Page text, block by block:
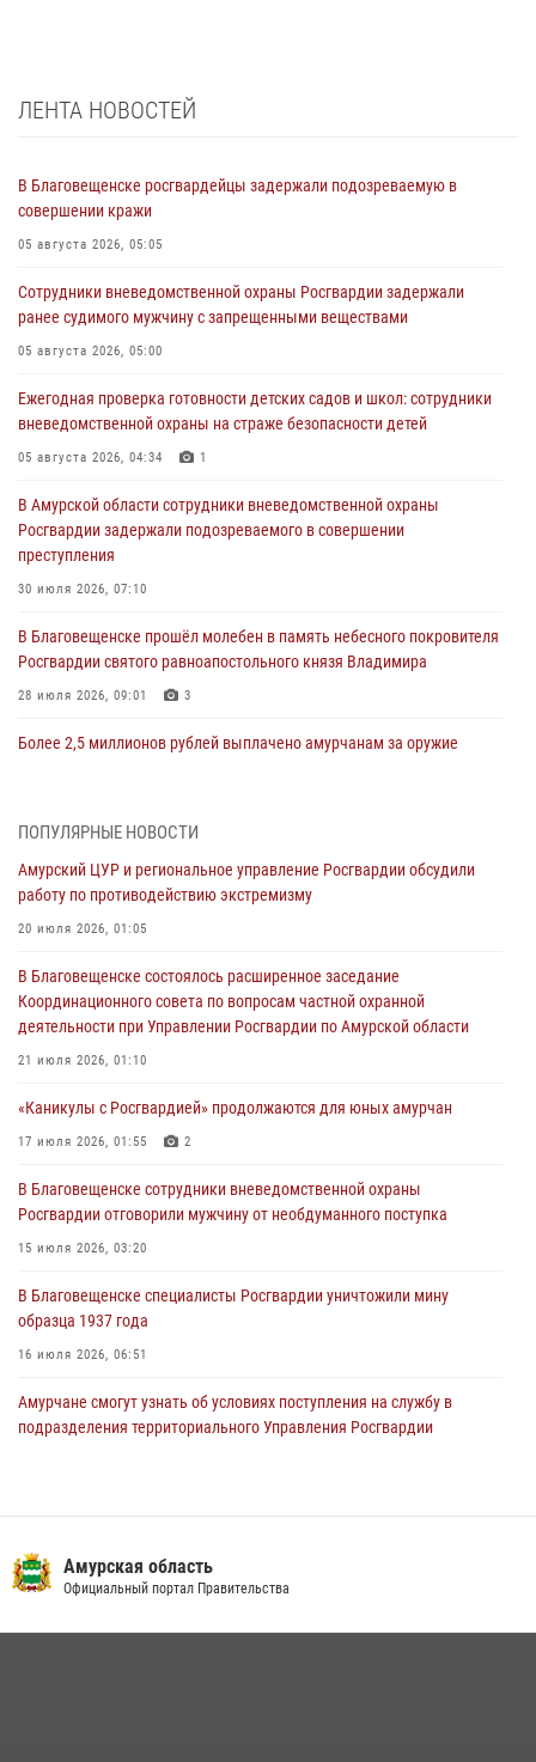
ЛЕНТА НОВОСТЕЙ
В Благовещенске росгвардейцы задержали подозреваемую в
совершении кражи
05 августа 2026, 05:05
Сотрудники вневедомственной охраны Росгвардии задержали
ранее судимого мужчину с запрещенными веществами
05 августа 2026, 05:00
Ежегодная проверка готовности детских садов и школ: сотрудники
вневедомственной охраны на страже безопасности детей
05 августа 2026, 04:34 1
В Амурской области сотрудники вневедомственной охраны
Росгвардии задержали подозреваемого в совершении
преступления
30 июля 2026, 07:10
В Благовещенске прошёл молебен в память небесного покровителя
Росгвардии святого равноапостольного князя Владимира
28 июля 2026, 09:01 3
Более 2,5 миллионов рублей выплачено амурчанам за оружие
Росгвардии Амурской области в период с 20 по 26 июля 2026 года
27 июля 2026, 06:28
охраны
23 июля 2026, 07:49
Амурчане смогут узнать об условиях поступления на службу в
23 июля 2026, 00:00
Координационного совета по вопросам частной охранной
деятельности при Управлении Росгвардии по Амурской области
21 июля 2026, 01:10
ПОПУЛЯРНЫЕ НОВОСТИ
Амурский ЦУР и региональное управление Росгвардии обсудили
работу по противодействию экстремизму
20 июля 2026, 01:05
В Благовещенске состоялось расширенное заседание
Координационного совета по вопросам частной охранной
деятельности при Управлении Росгвардии по Амурской области
21 июля 2026, 01:10
«Каникулы с Росгвардией» продолжаются для юных амурчан
17 июля 2026, 01:55 2
В Благовещенске сотрудники вневедомственной охраны
Росгвардии отговорили мужчину от необдуманного поступка
15 июля 2026, 03:20
В Благовещенске специалисты Росгвардии уничтожили мину
образца 1937 года
16 июля 2026, 06:51
Амурчане смогут узнать об условиях поступления на службу в
подразделения территориального Управления Росгвардии
27 июля 2026, 06:28 2
Амурская область
Официальный портал Правительства